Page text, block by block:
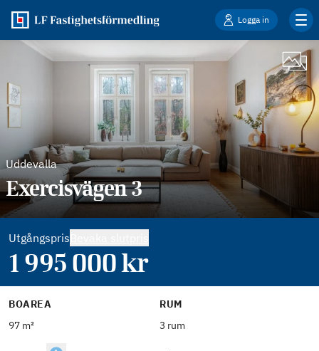
Logga in
Uddevalla
Exercisvägen 3
Utgångspris
1 995 000kr
BOAREA
97 m²
RUM
3 rum